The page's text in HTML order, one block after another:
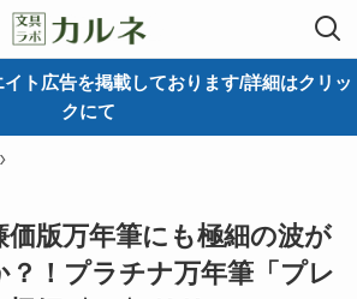
ト広告を掲載しております/詳細はクリッ
クにて
価版万年筆にも極細の波が
？！プラチナ万年筆「プレ